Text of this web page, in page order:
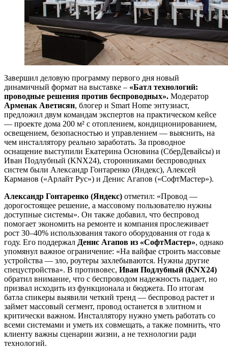
Завершил деловую программу первого дня новый
динамичный формат на выставке – «Батл технологий:
проводные решения против беспроводных». Модератор
Арменак Аветисян, блогер и Smart Home энтузиаст,
предложил двум командам экспертов на практическом кейсе
— проекте дома 200 м² с отоплением, кондиционированием,
освещением, безопасностью и управлением — выяснить, на
чем инсталлятору реально заработать. За проводное
оснащение выступили Екатерина Основина (СберДевайсы) и
Иван Подлубный (KNX24), сторонниками беспроводных
систем были Александр Гонтаренко (Яндекс), Алексей
Карманов («Арлайт Рус») и Денис Агапов («СофтМастер»).
Александр Гонтаренко (Яндекс) отметил: «Провод —
дорогостоящее решение, а массовому пользователю нужны
доступные системы». Он также добавил, что беспровод
помогает экономить на ремонте и компания прослеживает
рост 30–40% использования такого оборудования от года к
году. Его поддержал Денис Агапов из «СофтМастер», однако
упомянул важное ограничение: «На вайфае строить массовые
устройства — зло, роутеры захлебываются. Нужны другие
спецустройства». В противовес, Иван Подлубный (KNX24)
обратил внимание, что с беспроводом надежность падает, но
призвал исходить из функционала и бюджета. По итогам
батла спикеры выявили четкий тренд — беспровод растет и
займет массовый сегмент, провод останется в элитном и
критически важном. Инсталлятору нужно уметь работать со
всеми системами и уметь их совмещать, а также помнить, что
клиенту важны сценарии жизни, а не технологии ради
технологий.